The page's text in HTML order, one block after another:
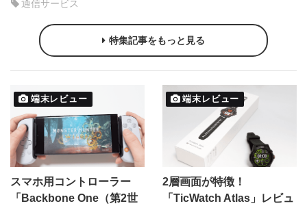
通信サービス
特集記事をもっと見る
端末レビュー
スマホ用コントローラー
「Backbone One（第2世
端末レビュー
2層画面が特徴！
「TicWatch Atlas」レビュ